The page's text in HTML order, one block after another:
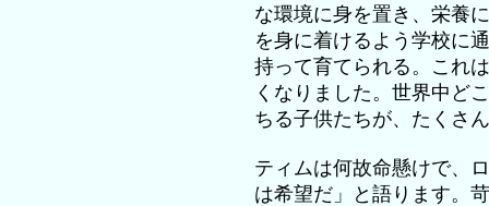
な環境に身を置き、栄養
を身に着けるよう学校に
持って育てられる。これ
くなりました。世界中ど
ちる子供たちが、たくさ
ティムは何故命懸けで、
は希望だ」と語ります。